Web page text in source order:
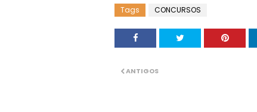
Tags CONCURSOS
ANTIGOS